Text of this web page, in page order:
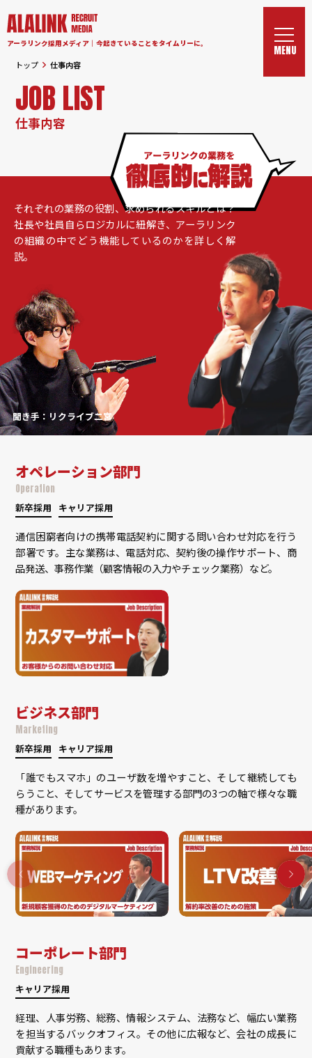
アーラリンク採用メディア｜今起きていることをタイムリーに。
トップ 仕事内容
JOB LIST
仕事内容
聞き手：リクライブ二宮
それぞれの業務の役割、求められるスキルとは？
社長や社員自らロジカルに紐解き、アーラリンク
の組織の中でどう機能しているのかを詳しく解
説。
オペレーション部門
Operation
新卒採用
キャリア採用
通信困窮者向けの携帯電話契約に関する問い合わせ対応を行う
部署です。主な業務は、電話対応、契約後の操作サポート、商
品発送、事務作業（顧客情報の入力やチェック業務）など。
ビジネス部門
Marketing
新卒採用
キャリア採用
「誰でもスマホ」のユーザ数を増やすこと、そして継続しても
らうこと、そしてサービスを管理する部門の3つの軸で様々な職
種があります。
コーポレート部門
Engineering
キャリア採用
経理、人事労務、総務、情報システム、法務など、幅広い業務
を担当するバックオフィス。その他に広報など、会社の成長に
貢献する職種もあります。